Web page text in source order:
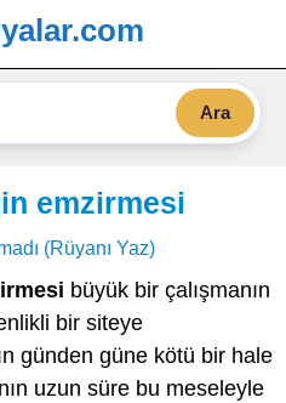
Ara
emzirmesi
(Rüyanı Yaz)
büyük bir çalışmanın
bir siteye
günden güne kötü bir hale
uzun süre bu meseleyle